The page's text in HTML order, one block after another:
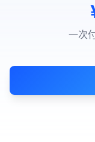
一次